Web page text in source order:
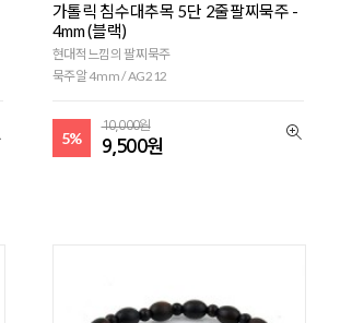
가톨릭 침수대추목 5단 2줄팔찌묵주 -
4mm (블랙)
현대적느낌의 팔찌묵주
묵주알 4mm / AG212
5%
10,000원
9,500원